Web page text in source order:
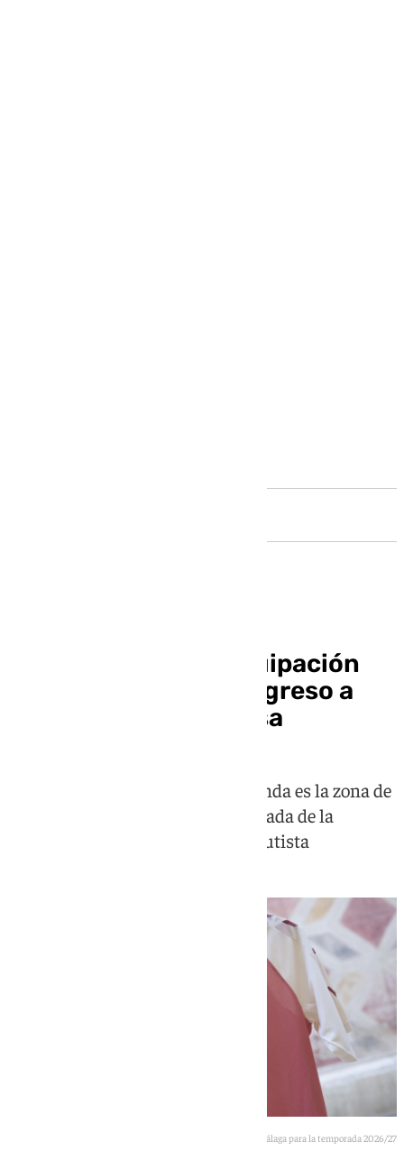
Así es la segunda equipación
del Málaga para su regreso a
Primera: vuelve el rosa
La mayor particularidad de la prenda es la zona de
los hombros inspirados en la fachada de la
emblemática iglesia San Juan Bautista
Segunda equipación del Málaga para la temporada 2026/27